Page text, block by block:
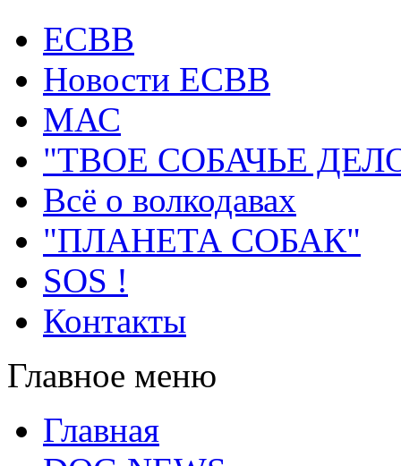
ECВB
Новости ЕСВВ
МАС
"ТВОЕ СОБАЧЬЕ
Всё о волкодавах
"ПЛАНЕТА СОБАК"
SOS !
Контакты
Главное меню
Главная